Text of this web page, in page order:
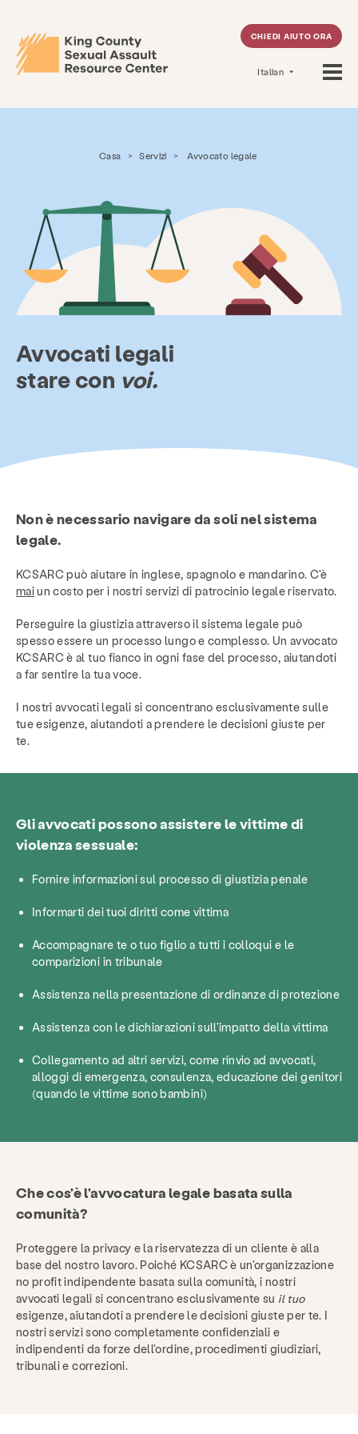
CHIEDI AIUTO ORA
Italian
Casa > Servizi > Avvocato legale
Avvocati legali
stare con voi.
Non è necessario navigare da soli nel sistema
legale.
KCSARC può aiutare in inglese, spagnolo e mandarino. C'è
maiun costo per i nostri servizi di patrocinio legale riservato.
Perseguire la giustizia attraverso il sistema legale può
spesso essere un processo lungo e complesso. Un avvocato
KCSARC è al tuo fianco in ogni fase del processo, aiutandoti
a far sentire la tua voce.
I nostri avvocati legali si concentrano esclusivamente sulle
tue esigenze, aiutandoti a prendere le decisioni giuste per
te.
Gli avvocati possono assistere le vittime di
violenza sessuale:
Fornire informazioni sul processo di giustizia penale
Informarti dei tuoi diritti come vittima
Accompagnare te o tuo figlio a tutti i colloqui e le
comparizioni in tribunale
Assistenza nella presentazione di ordinanze di protezione
Assistenza con le dichiarazioni sull'impatto della vittima
Collegamento ad altri servizi, come rinvio ad avvocati,
alloggi di emergenza, consulenza, educazione dei genitori
(quando le vittime sono bambini)
Che cos'è l'avvocatura legale basata sulla
comunità?
Proteggere la privacy e la riservatezza di un cliente è alla
base del nostro lavoro. Poiché KCSARC è un'organizzazione
no profit indipendente basata sulla comunità, i nostri
avvocati legali si concentrano esclusivamente su il tuo
esigenze, aiutandoti a prendere le decisioni giuste per te. I
nostri servizi sono completamente confidenziali e
indipendenti da forze dell'ordine, procedimenti giudiziari,
tribunali e correzioni.